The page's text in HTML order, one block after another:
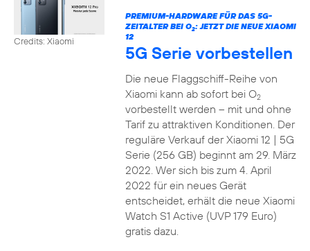
Credits: Xiaomi
PREMIUM-HARDWARE FÜR DAS 5G-
ZEITALTER BEI O2: JETZT DIE NEUE XIAOMI
12
5G Serie vorbestellen
Die neue Flaggschiff-Reihe von
Xiaomi kann ab sofort bei O2
vorbestellt werden – mit und ohne
Tarif zu attraktiven Konditionen. Der
reguläre Verkauf der Xiaomi 12 | 5G
Serie (256 GB) beginnt am 29. März
2022. Wer sich bis zum 4. April
2022 für ein neues Gerät
entscheidet, erhält die neue Xiaomi
Watch S1 Active (UVP 179 Euro)
gratis dazu.